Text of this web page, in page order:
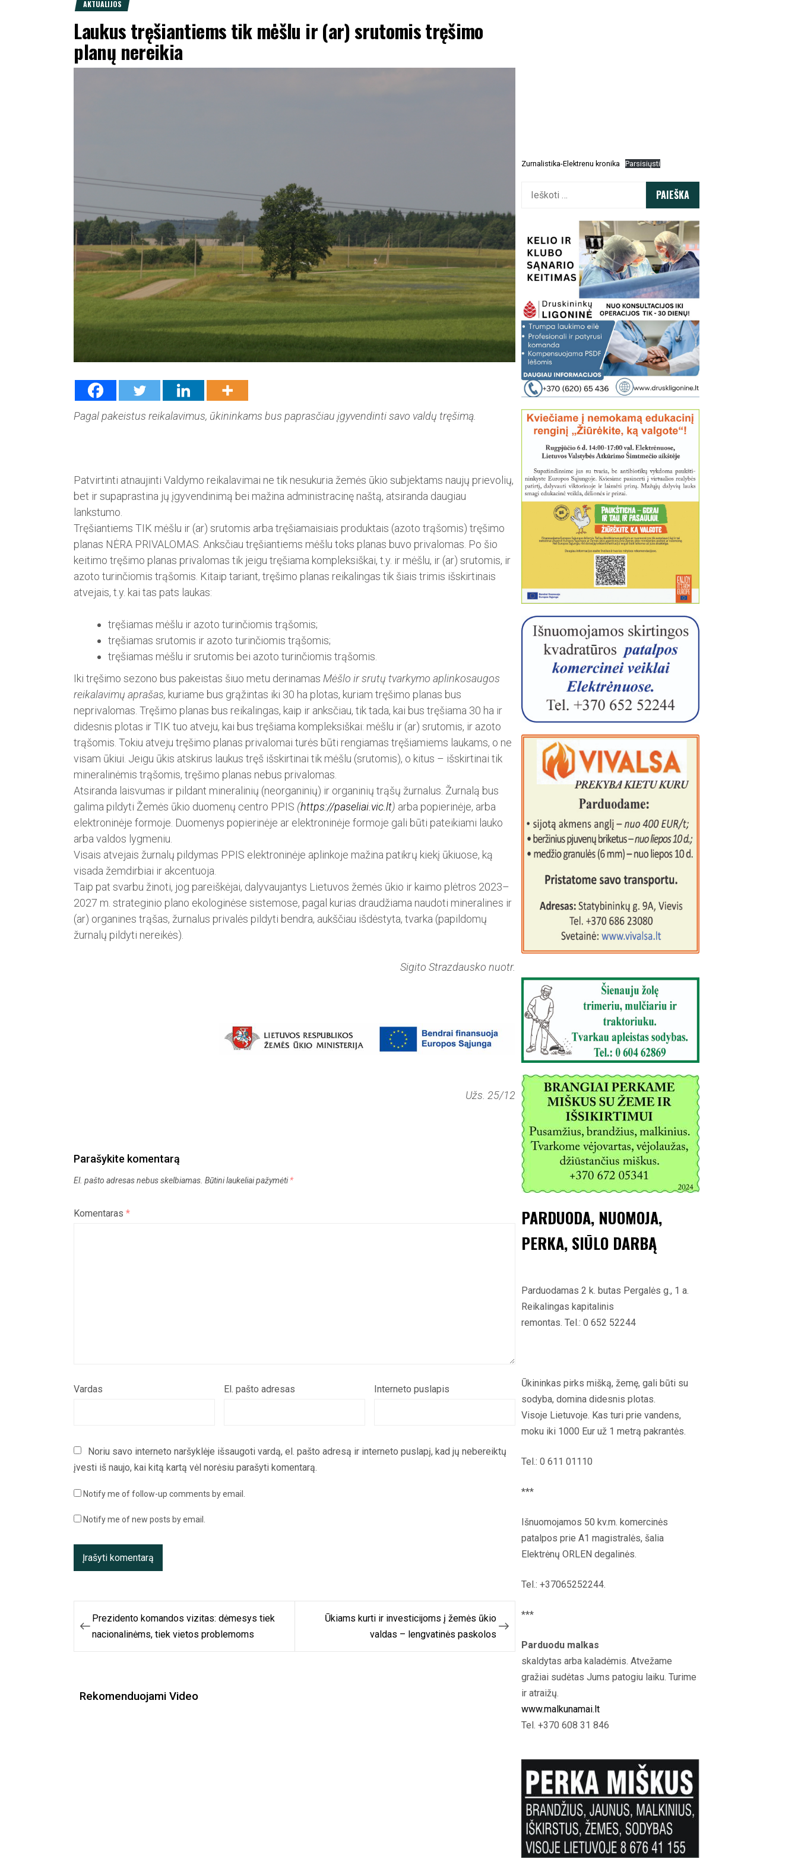
AKTUALIJOS
Laukus tręšiantiems tik mėšlu ir (ar) srutomis tręšimo
planų nereikia
Pagal pakeistus reikalavimus, ūkininkams bus paprasčiau įgyvendinti savo valdų tręšimą.
Patvirtinti atnaujinti Valdymo reikalavimai ne tik nesukuria žemės ūkio subjektams naujų prievolių,
bet ir supaprastina jų įgyvendini­mą bei mažina adminis­tracinę naštą, atsiranda daugiau
lankstumo.
Tręšiantiems TIK mėšlu ir (ar) srutomis arba tręšiamaisiais produktais (azoto trąšomis) tręšimo
planas NĖRA PRIVALOMAS. Anks­čiau tręšiantiems mėšlu toks planas buvo privalomas. Po šio
keitimo tręšimo planas privalomas tik jeigu tręšiama kompleksiškai, t.y. ir mėšlu, ir (ar) srutomis, ir
azoto turinčiomis trąšomis. Kitaip tariant, tręšimo planas reikalingas tik šiais trimis išskirtinais
atvejais, t.y. kai tas pats laukas:
tręšiamas mėšlu ir azoto turinčiomis trąšomis;
tręšiamas srutomis ir azoto turinčiomis trąšomis;
tręšiamas mėšlu ir srutomis bei azoto turinčiomis trąšomis.
Iki tręšimo sezono bus pa­keistas šiuo metu derinamas Mėš­lo ir srutų tvarkymo aplinkosaugos
reikalavimų aprašas, kuriame bus grąžintas iki 30 ha plotas, kuriam tręšimo planas bus
neprivalomas. Tręšimo planas bus reikalingas, kaip ir anksčiau, tik tada, kai bus tręšiama 30 ha ir
didesnis plotas ir TIK tuo atveju, kai bus trę­šiama kompleksiškai: mėšlu ir (ar) srutomis, ir azoto
trąšomis. Tokiu atveju tręšimo planas privalomai turės būti rengiamas tręšiamiems laukams, o ne
visam ūkiui. Jeigu ūkis atskirus laukus tręš išskirti­nai tik mėšlu (srutomis), o kitus – išskirtinai tik
mineralinėmis ­trąšomis, tręšimo planas nebus privalomas.
Atsiranda laisvumas ir pildant mineralinių (neorganinių) ir organinių trąšų žurnalus. Žurnalą bus
galima pildyti Žemės ūkio duomenų centro PPIS (https://paseliai.vic.lt) arba popierinėje, arba
elektroninėje formoje. Duomenys popierinėje ar elektroninėje formoje gali būti pateikiami lauko
arba valdos lygmeniu.
Visais atvejais žurnalų pildymas PPIS elektroninėje aplinkoje mažina patikrų kiekį ūkiuose, ką
visada žemdirbiai ir akcentuoja.
Taip pat svarbu žinoti, jog pareiškėjai, dalyvaujantys Lietuvos žemės ūkio ir kaimo plėtros 2023–
2027 m. strateginio plano ekologinėse sistemose, pagal kurias draudžiama naudoti mineralines ir
(ar) organines trąšas, žurnalus privalės pildyti bendra, aukščiau išdėstyta, tvarka (papildomų
žurnalų pildyti nereikės).
Sigito Strazdausko nuotr.
Užs. 25/12
Parašykite komentarą
El. pašto adresas nebus skelbiamas. Būtini laukeliai pažymėti*
Komentaras*
Vardas El. pašto adresas Interneto puslapis
Noriu savo interneto naršyklėje išsaugoti vardą, el. pašto adresą ir interneto puslapį, kad jų nebereiktų
įvesti iš naujo, kai kitą kartą vėl norėsiu parašyti komentarą.
Notify me of follow-up comments by email.
Notify me of new posts by email.
Navigacija
tarp
Prezidento komandos vizitas: dėmesys tiek
nacionalinėms, tiek vietos problemoms
Ūkiams kurti ir investicijoms į žemės ūkio
valdas – lengvatinės paskolos
Rekomenduojami Video
Zurnalistika-Elektrenu kronika Parsisiųsti
Ieškoti:
PARDUODA, NUOMOJA,
PERKA, SIŪLO DARBĄ
Parduodamas 2 k. butas Pergalės g., 1 a.
Reikalingas kapitalinis
remontas. Tel.: 0 652 52244
Ūkininkas pirks mišką, žemę, gali būti su
sodyba, domina didesnis plotas.
Visoje Lietuvoje. Kas turi prie vandens,
moku iki 1000 Eur už 1 metrą pakrantės.
Tel.: 0 611 01110
***
Išnuomojamos 50 kv.m. komercinės
patalpos prie A1 magistralės, šalia
Elektrėnų ORLEN degalinės.
Tel.: +37065252244.
***
Parduodu malkas
skaldytas arba kaladėmis. Atvežame
gražiai sudėtas Jums patogiu laiku. Turime
ir atraižų.
www.malkunamai.lt
Tel. +370 608 31 846